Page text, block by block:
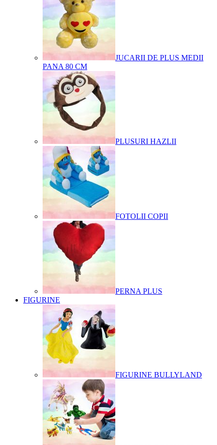
JUCARII DE PLUS MEDII
PANA 80 CM
PLUSURI HAZLII
FOTOLII COPII
PERNA PLUS
FIGURINE
FIGURINE BULLYLAND